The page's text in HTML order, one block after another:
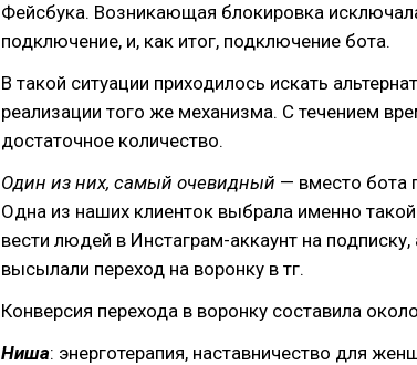
Фейсбука. Возникающая блокировка
подключение, и, как итог, подключение бота.
В такой ситуации приходилось искать
реализации того же механизма. С течением
достаточное количество.
Один из них, самый очевидный — вместо бота
Одна из наших клиенток выбрала именно
вести людей в Инстаграм-аккаунт на подписку,
высылали переход на воронку в тг.
Конверсия перехода в воронку составила
Ниша: энерготерапия, наставничество для